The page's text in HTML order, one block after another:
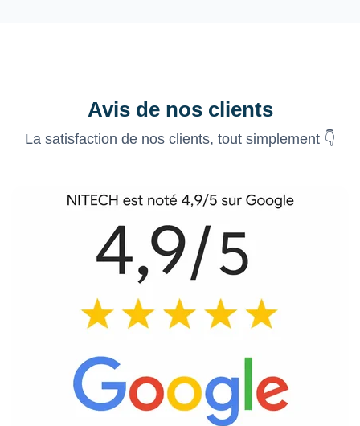
Avis de nos clients
La satisfaction de nos clients, tout simplement 👇